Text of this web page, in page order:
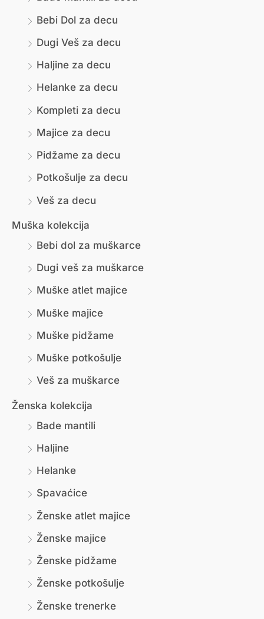
Bebi Dol za decu
Dugi Veš za decu
Haljine za decu
Helanke za decu
Kompleti za decu
Majice za decu
Pidžame za decu
Potkošulje za decu
Veš za decu
Muška kolekcija
Bebi dol za muškarce
Dugi veš za muškarce
Muške atlet majice
Muške majice
Muške pidžame
Muške potkošulje
Veš za muškarce
Ženska kolekcija
Bade mantili
Haljine
Helanke
Spavaćice
Ženske atlet majice
Ženske majice
Ženske pidžame
Ženske potkošulje
Ženske trenerke